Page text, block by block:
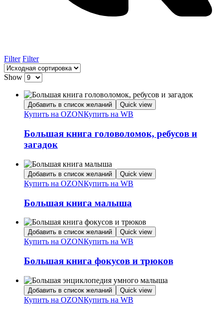
Filter Filter
Show
Добавить в список желаний Quick view
Купить на OZONКупить на WB
Большая книга головоломок, ребусов и
загадок
Добавить в список желаний Quick view
Купить на OZONКупить на WB
Большая книга малыша
Добавить в список желаний Quick view
Купить на OZONКупить на WB
Большая книга фокусов и трюков
Добавить в список желаний Quick view
Купить на OZONКупить на WB